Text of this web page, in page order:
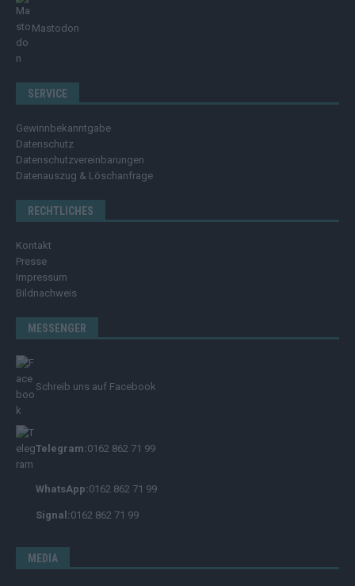
Mastodon
SERVICE
Gewinnbekanntgabe
Datenschutz
Datenschutzvereinbarungen
Datenauszug & Löschanfrage
RECHTLICHES
Kontakt
Presse
Impressum
Bildnachweis
MESSENGER
Schreib uns auf Facebook
Telegram:0162 862 71 99
WhatsApp:0162 862 71 99
Signal:0162 862 71 99
MEDIA